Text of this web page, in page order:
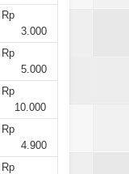
Rp
3.000
Rp
5.000
Rp
10.000
Rp
4.900
Rp